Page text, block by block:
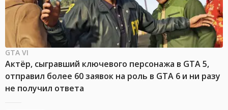
GTA VI
Актёр, сыгравший ключевого персонажа в GTA 5,
отправил более 60 заявок на роль в GTA 6 и ни разу
не получил ответа